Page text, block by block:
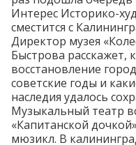
Интерес Историко-
сместится с
Директор музея
Быстрова расскажет,
восстановление
советские годы и
наследия удалось
Музыкальный театр
«Капитанской
мюзикл. В